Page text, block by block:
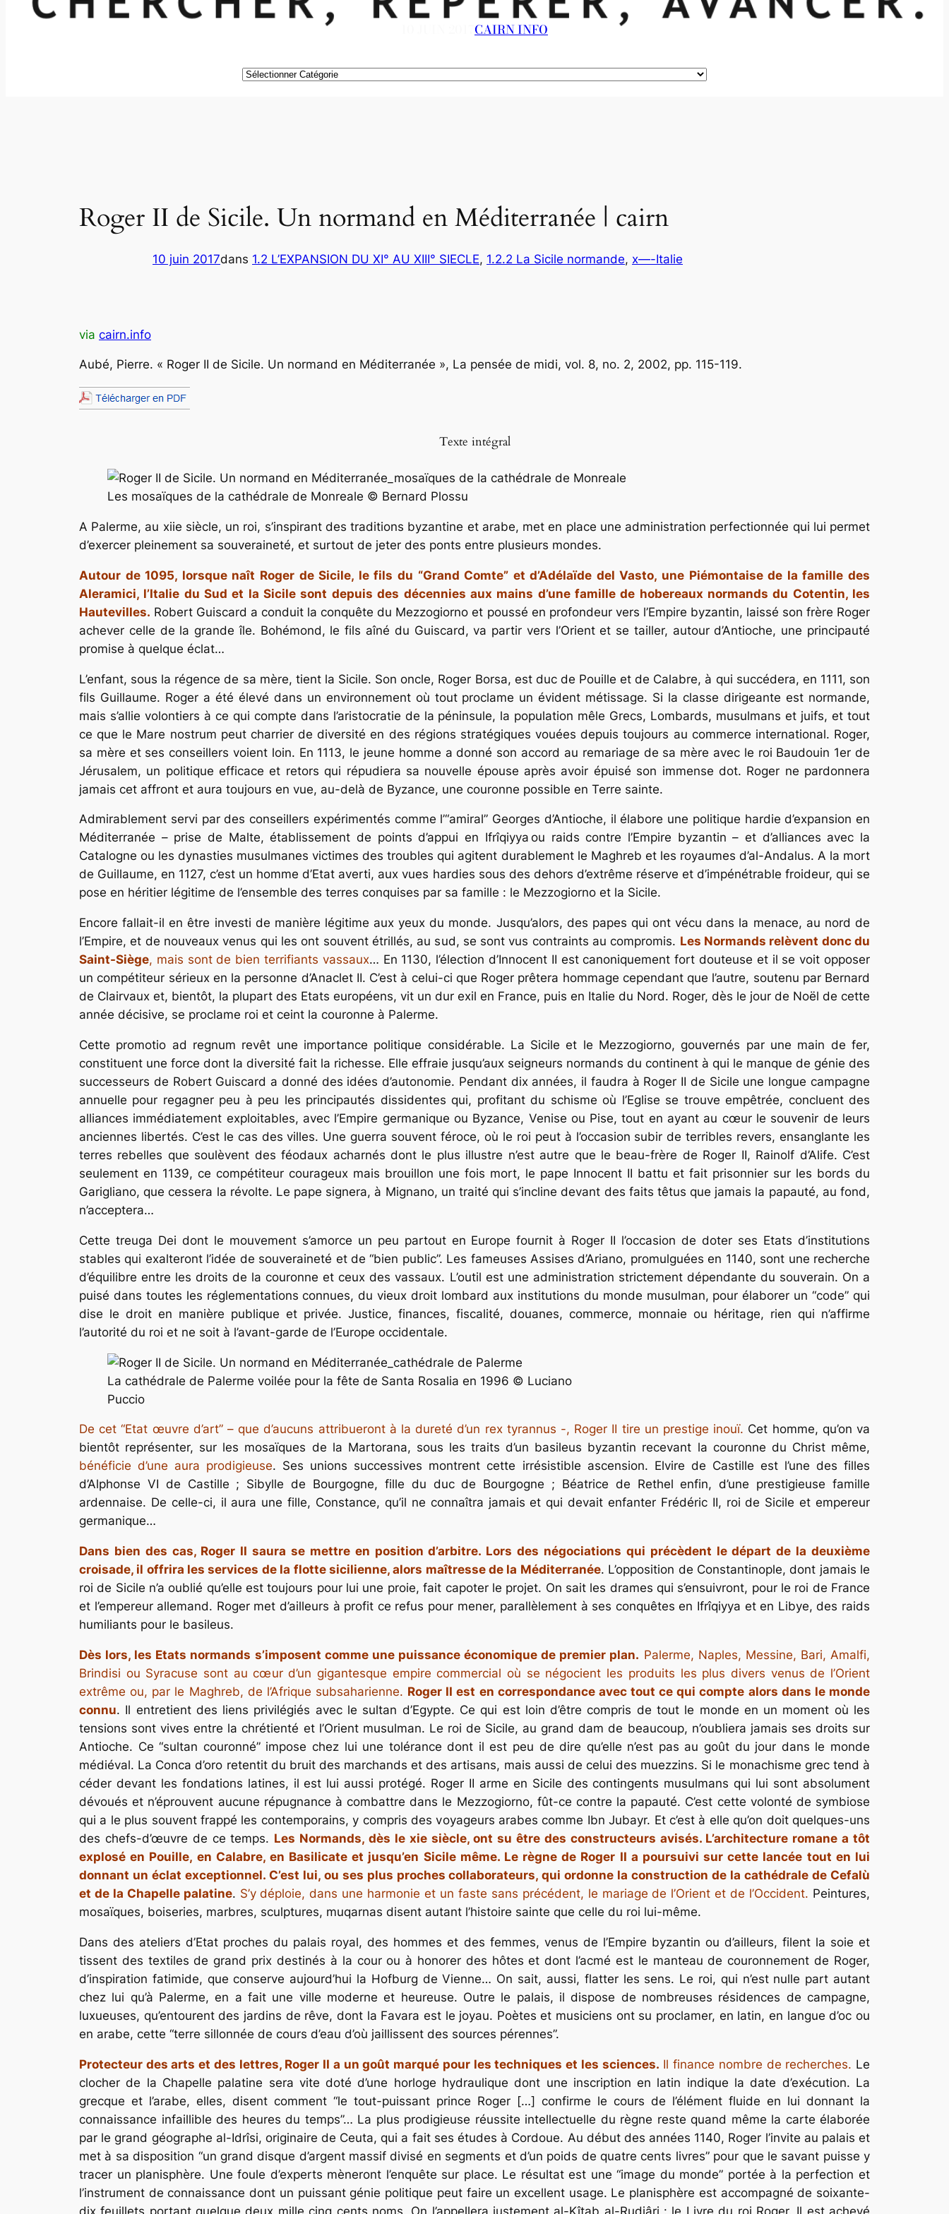
CAIRN INFO
Catégories
Roger II de Sicile. Un normand en Méditerranée | cairn
10 juin 2017dans 1.2 L’EXPANSION DU XI° AU XIII° SIECLE, 1.2.2 La Sicile normande, x—-Italie
via cairn.info
Aubé, Pierre. « Roger II de Sicile. Un normand en Méditerranée », La pensée de midi, vol. 8, no. 2, 2002, pp. 115-119.
Texte intégral
Les mosaïques de la cathédrale de Monreale © Bernard Plossu
A Palerme, au xiie siècle, un roi, s’inspirant des traditions byzantine et arabe, met en place une administration perfectionnée qui lui permet
d’exercer pleinement sa souveraineté, et surtout de jeter des ponts entre plusieurs mondes.
Autour de 1095, lorsque naît Roger de Sicile, le fils du “Grand Comte” et d’Adélaïde del Vasto, une Piémontaise de la famille des
Aleramici, l’Italie du Sud et la Sicile sont depuis des décennies aux mains d’une famille de hobereaux normands du Cotentin, les
Hautevilles. Robert Guiscard a conduit la conquête du Mezzogiorno et poussé en profondeur vers l’Empire byzantin, laissé son frère Roger
achever celle de la grande île. Bohémond, le fils aîné du Guiscard, va partir vers l’Orient et se tailler, autour d’Antioche, une principauté
promise à quelque éclat…
L’enfant, sous la régence de sa mère, tient la Sicile. Son oncle, Roger Borsa, est duc de Pouille et de Calabre, à qui succédera, en 1111, son
fils Guillaume. Roger a été élevé dans un environnement où tout proclame un évident métissage. Si la classe dirigeante est normande,
mais s’allie volontiers à ce qui compte dans l’aristocratie de la péninsule, la population mêle Grecs, Lombards, musulmans et juifs, et tout
ce que le Mare nostrum peut charrier de diversité en des régions stratégiques vouées depuis toujours au commerce international. Roger,
sa mère et ses conseillers voient loin. En 1113, le jeune homme a donné son accord au remariage de sa mère avec le roi Baudouin 1er de
Jérusalem, un politique efficace et retors qui répudiera sa nouvelle épouse après avoir épuisé son immense dot. Roger ne pardonnera
jamais cet affront et aura toujours en vue, au-delà de Byzance, une couronne possible en Terre sainte.
Admirablement servi par des conseillers expérimentés comme l’“amiral” Georges d’Antioche, il élabore une politique hardie d’expansion en
Méditerranée – prise de Malte, établissement de points d’appui en Ifrîqiyya ou raids contre l’Empire byzantin – et d’alliances avec la
Catalogne ou les dynasties musulmanes victimes des troubles qui agitent durablement le Maghreb et les royaumes d’al-Andalus. A la mort
de Guillaume, en 1127, c’est un homme d’Etat averti, aux vues hardies sous des dehors d’extrême réserve et d’impénétrable froideur, qui se
pose en héritier légitime de l’ensemble des terres conquises par sa famille : le Mezzogiorno et la Sicile.
Encore fallait-il en être investi de manière légitime aux yeux du monde. Jusqu’alors, des papes qui ont vécu dans la menace, au nord de
l’Empire, et de nouveaux venus qui les ont souvent étrillés, au sud, se sont vus contraints au compromis. Les Normands relèvent donc du
Saint-Siège, mais sont de bien terrifiants vassaux… En 1130, l’élection d’Innocent II est canoniquement fort douteuse et il se voit opposer
un compétiteur sérieux en la personne d’Anaclet II. C’est à celui-ci que Roger prêtera hommage cependant que l’autre, soutenu par Bernard
de Clairvaux et, bientôt, la plupart des Etats européens, vit un dur exil en France, puis en Italie du Nord. Roger, dès le jour de Noël de cette
année décisive, se proclame roi et ceint la couronne à Palerme.
Cette promotio ad regnum revêt une importance politique considérable. La Sicile et le Mezzogiorno, gouvernés par une main de fer,
constituent une force dont la diversité fait la richesse. Elle effraie jusqu’aux seigneurs normands du continent à qui le manque de génie des
successeurs de Robert Guiscard a donné des idées d’autonomie. Pendant dix années, il faudra à Roger II de Sicile une longue campagne
annuelle pour regagner peu à peu les principautés dissidentes qui, profitant du schisme où l’Eglise se trouve empêtrée, concluent des
alliances immédiatement exploitables, avec l’Empire germanique ou Byzance, Venise ou Pise, tout en ayant au cœur le souvenir de leurs
anciennes libertés. C’est le cas des villes. Une guerra souvent féroce, où le roi peut à l’occasion subir de terribles revers, ensanglante les
terres rebelles que soulèvent des féodaux acharnés dont le plus illustre n’est autre que le beau-frère de Roger II, Rainolf d’Alife. C’est
seulement en 1139, ce compétiteur courageux mais brouillon une fois mort, le pape Innocent II battu et fait prisonnier sur les bords du
Garigliano, que cessera la révolte. Le pape signera, à Mignano, un traité qui s’incline devant des faits têtus que jamais la papauté, au fond,
n’acceptera…
Cette treuga Dei dont le mouvement s’amorce un peu partout en Europe fournit à Roger II l’occasion de doter ses Etats d’institutions
stables qui exalteront l’idée de souveraineté et de “bien public”. Les fameuses Assises d’Ariano, promulguées en 1140, sont une recherche
d’équilibre entre les droits de la couronne et ceux des vassaux. L’outil est une administration strictement dépendante du souverain. On a
puisé dans toutes les réglementations connues, du vieux droit lombard aux institutions du monde musulman, pour élaborer un “code” qui
dise le droit en manière publique et privée. Justice, finances, fiscalité, douanes, commerce, monnaie ou héritage, rien qui n’affirme
l’autorité du roi et ne soit à l’avant-garde de l’Europe occidentale.
La cathédrale de Palerme voilée pour la fête de Santa Rosalia en 1996 © Luciano
Puccio
De cet “Etat œuvre d’art” – que d’aucuns attribueront à la dureté d’un rex tyrannus -, Roger II tire un prestige inouï. Cet homme, qu’on va
bientôt représenter, sur les mosaïques de la Martorana, sous les traits d’un basileus byzantin recevant la couronne du Christ même,
bénéficie d’une aura prodigieuse. Ses unions successives montrent cette irrésistible ascension. Elvire de Castille est l’une des filles
d’Alphonse VI de Castille ; Sibylle de Bourgogne, fille du duc de Bourgogne ; Béatrice de Rethel enfin, d’une prestigieuse famille
ardennaise. De celle-ci, il aura une fille, Constance, qu’il ne connaîtra jamais et qui devait enfanter Frédéric II, roi de Sicile et empereur
germanique…
Dans bien des cas, Roger II saura se mettre en position d’arbitre. Lors des négociations qui précèdent le départ de la deuxième
croisade, il offrira les services de la flotte sicilienne, alors maîtresse de la Méditerranée. L’opposition de Constantinople, dont jamais le
roi de Sicile n’a oublié qu’elle est toujours pour lui une proie, fait capoter le projet. On sait les drames qui s’ensuivront, pour le roi de France
et l’empereur allemand. Roger met d’ailleurs à profit ce refus pour mener, parallèlement à ses conquêtes en Ifrîqiyya et en Libye, des raids
humiliants pour le basileus.
Dès lors, les Etats normands s’imposent comme une puissance économique de premier plan. Palerme, Naples, Messine, Bari, Amalfi,
Brindisi ou Syracuse sont au cœur d’un gigantesque empire commercial où se négocient les produits les plus divers venus de l’Orient
extrême ou, par le Maghreb, de l’Afrique subsaharienne. Roger II est en correspondance avec tout ce qui compte alors dans le monde
connu. Il entretient des liens privilégiés avec le sultan d’Egypte. Ce qui est loin d’être compris de tout le monde en un moment où les
tensions sont vives entre la chrétienté et l’Orient musulman. Le roi de Sicile, au grand dam de beaucoup, n’oubliera jamais ses droits sur
Antioche. Ce “sultan couronné” impose chez lui une tolérance dont il est peu de dire qu’elle n’est pas au goût du jour dans le monde
médiéval. La Conca d’oro retentit du bruit des marchands et des artisans, mais aussi de celui des muezzins. Si le monachisme grec tend à
céder devant les fondations latines, il est lui aussi protégé. Roger II arme en Sicile des contingents musulmans qui lui sont absolument
dévoués et n’éprouvent aucune répugnance à combattre dans le Mezzogiorno, fût-ce contre la papauté. C’est cette volonté de symbiose
qui a le plus souvent frappé les contemporains, y compris des voyageurs arabes comme Ibn Jubayr. Et c’est à elle qu’on doit quelques-uns
des chefs-d’œuvre de ce temps. Les Normands, dès le xie siècle, ont su être des constructeurs avisés. L’architecture romane a tôt
explosé en Pouille, en Calabre, en Basilicate et jusqu’en Sicile même. Le règne de Roger II a poursuivi sur cette lancée tout en lui
donnant un éclat exceptionnel. C’est lui, ou ses plus proches collaborateurs, qui ordonne la construction de la cathédrale de Cefalù
et de la Chapelle palatine. S’y déploie, dans une harmonie et un faste sans précédent, le mariage de l’Orient et de l’Occident. Peintures,
mosaïques, boiseries, marbres, sculptures, muqarnas disent autant l’histoire sainte que celle du roi lui-même.
Dans des ateliers d’Etat proches du palais royal, des hommes et des femmes, venus de l’Empire byzantin ou d’ailleurs, filent la soie et
tissent des textiles de grand prix destinés à la cour ou à honorer des hôtes et dont l’acmé est le manteau de couronnement de Roger,
d’inspiration fatimide, que conserve aujourd’hui la Hofburg de Vienne… On sait, aussi, flatter les sens. Le roi, qui n’est nulle part autant
chez lui qu’à Palerme, en a fait une ville moderne et heureuse. Outre le palais, il dispose de nombreuses résidences de campagne,
luxueuses, qu’entourent des jardins de rêve, dont la Favara est le joyau. Poètes et musiciens ont su proclamer, en latin, en langue d’oc ou
en arabe, cette “terre sillonnée de cours d’eau d’où jaillissent des sources pérennes”.
Protecteur des arts et des lettres, Roger II a un goût marqué pour les techniques et les sciences. Il finance nombre de recherches. Le
clocher de la Chapelle palatine sera vite doté d’une horloge hydraulique dont une inscription en latin indique la date d’exécution. La
grecque et l’arabe, elles, disent comment “le tout-puissant prince Roger […] confirme le cours de l’élément fluide en lui donnant la
connaissance infaillible des heures du temps”… La plus prodigieuse réussite intellectuelle du règne reste quand même la carte élaborée
par le grand géographe al-Idrîsi, originaire de Ceuta, qui a fait ses études à Cordoue. Au début des années 1140, Roger l’invite au palais et
met à sa disposition “un grand disque d’argent massif divisé en segments et d’un poids de quatre cents livres” pour que le savant puisse y
tracer un planisphère. Une foule d’experts mèneront l’enquête sur place. Le résultat est une “image du monde” portée à la perfection et
l’instrument de connaissance dont un puissant génie politique peut faire un excellent usage. Le planisphère est accompagné de soixante-
dix feuillets portant quelque deux mille cinq cents noms. On l’appellera justement al-Kîtab al-Rudjâri : le Livre du roi Roger. Il est achevé